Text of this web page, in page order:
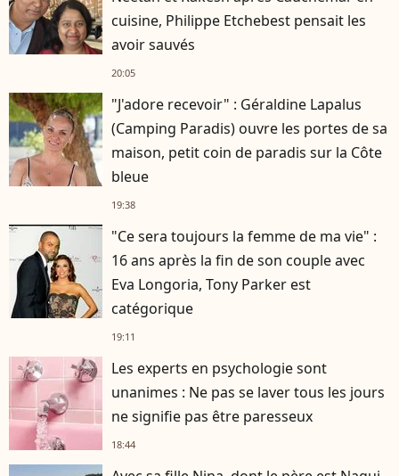
cuisine, Philippe Etchebest pensait les
avoir sauvés
20:05
"J'adore recevoir" : Géraldine Lapalus
(Camping Paradis) ouvre les portes de sa
maison, petit coin de paradis sur la Côte
bleue
19:38
"Ce sera toujours la femme de ma vie" :
16 ans après la fin de son couple avec
Eva Longoria, Tony Parker est
catégorique
19:11
Les experts en psychologie sont
unanimes : Ne pas se laver tous les jours
ne signifie pas être paresseux
18:44